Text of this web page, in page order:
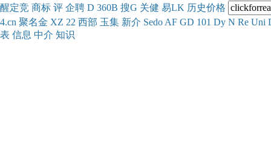
醒定竞 商标 评 企聘 D 360B 搜G 关健 易LK 历史价格
4.cn 聚名金 XZ 22 西部 玉集 新介 Sedo AF GD 101 Dy N Re Uni
表 信息 中介 知识